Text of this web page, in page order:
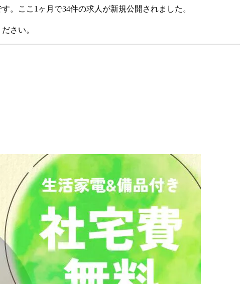
。ここ1ヶ月で34件の求人が新規公開されました。
さい。